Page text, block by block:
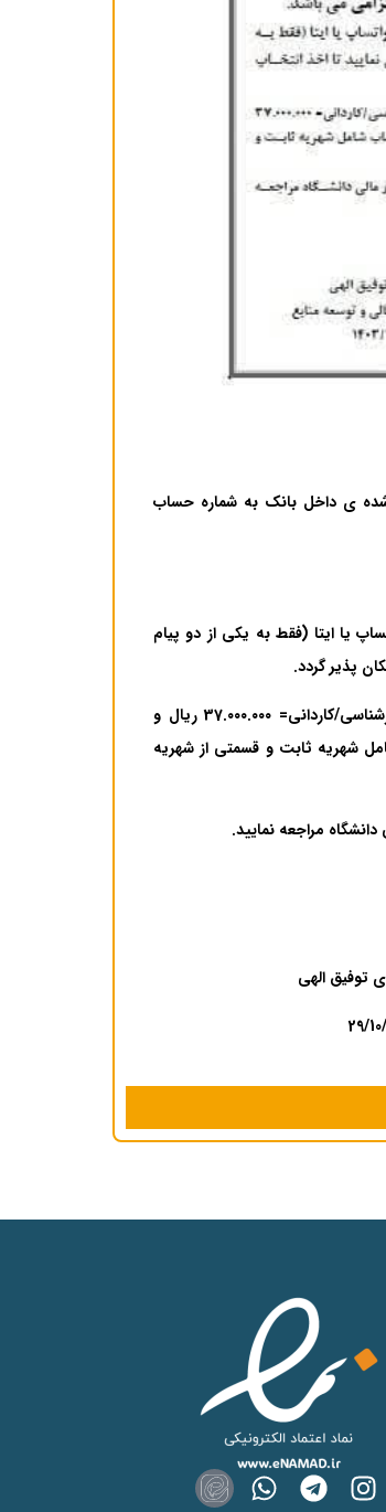
و یا فیش نقدی پرفراژ شده ی داخل بانک به شماره حساب
یا ایتا (فقط به یکی از دو پیام
.
۴- در صفحه پروفایل شخصی می‌توانید مبلغ پرداخت خود را که شامل: مبلغ علی الحساب ‌ (کارشناسی/کاردانی= 37.۰۰۰.۰۰۰ ریال و
شامل شهریه ثابت و قسمتی از شهریه